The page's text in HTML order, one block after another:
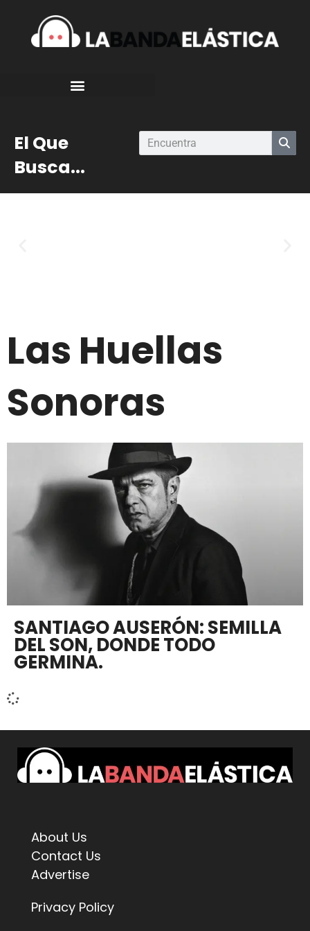
El Que
Busca...
Las Huellas
Sonoras
SANTIAGO AUSERÓN: SEMILLA
DEL SON, DONDE TODO
GERMINA.
About Us
Contact Us
Advertise
Privacy Policy